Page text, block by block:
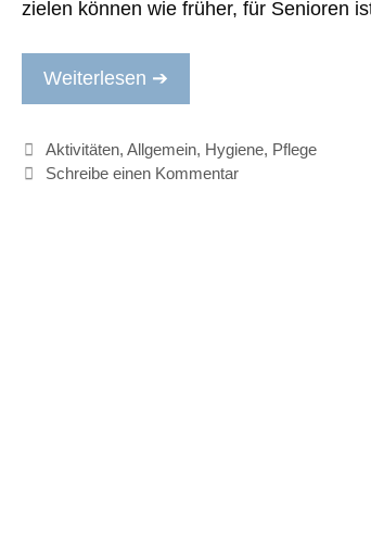
zielen können wie früher, für Senioren
Weiterlesen ➔
Kategorien
Aktivitäten,Allgemein, Hygiene, Pflege
Schreibe einen Kommentar